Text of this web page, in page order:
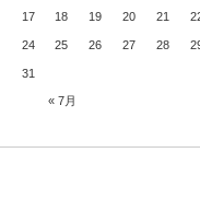
« 7月
17 18 19 20 21
24 25 26 27 28
31